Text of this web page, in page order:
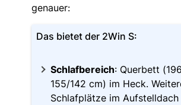
genauer:
Das bietet der 2Win S:
Schlafbereich: Querbett
155/142 cm) im Heck.
Schlafplätze im Aufstelldach